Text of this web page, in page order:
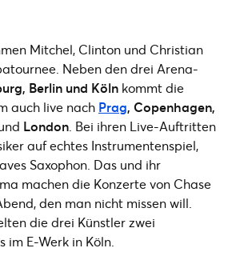
Mitchel, Clinton und Christian
Neben den drei Arena-
Berlin und Köln kommt die
auch live nach Prag, Copenhagen,
London . Bei ihren Live-Auftritten
auf echtes Instrumentenspiel,
Saxophon. Das und ihr
machen die Konzerte von Chase
den man nicht missen will.
die drei Künstler zwei
im E-Werk in Köln.